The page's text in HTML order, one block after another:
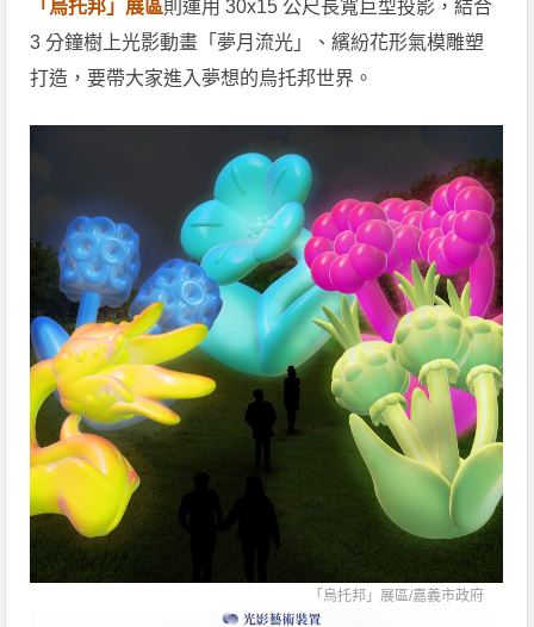
「烏托邦」展區則運用 30x15 公尺長寬巨型投影，結合
3 分鐘樹上光影動畫「夢月流光」、繽紛花形氣模雕塑
打造，要帶大家進入夢想的烏托邦世界。
「烏托邦」展區/嘉義市政府